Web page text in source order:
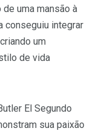
uma mansão à
conseguiu integrar
um
de vida
El Segundo
sua paixão